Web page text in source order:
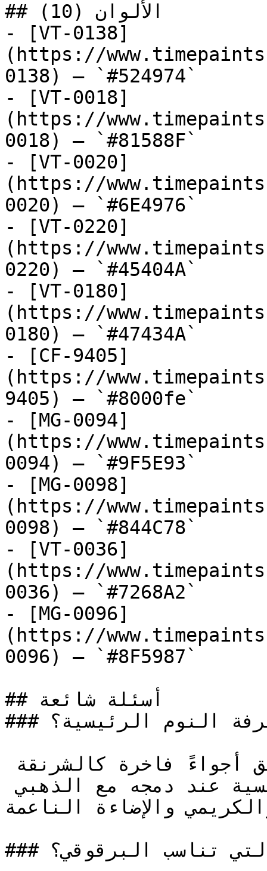
## الألوان (10)
- [VT-0138]
(https://
0138) — `#524974`
- [VT-0018]
(https://
0018) — `#81588F`
- [VT-0020]
(https://
0020) — `#6E4976`
- [VT-0220]
(https://
0220) — `#45404A`
- [VT-0180]
(https://
0180) — `#47434A`
- [CF-9405]
(https://
9405) — `#8000fe`
- [MG-0094]
(https://
0094) — `#9F5E93`
- [MG-0098]
(https://
0098) — `#844C78`
- [VT-0036]
(https://
0036) — `#7268A2`
- [MG-0096]
(https://
0096) — `#8F5987`
## أسئلة شائعة
### هل البرقوقي لون مناسب لغرفة النوم الرئيسية؟
مثالية لغرفة النوم الرئيسية عند دمجه مع الذهبي
والإضاءة الناعمة.
### ما الألوان المميزة التي تناسب البرقوقي؟